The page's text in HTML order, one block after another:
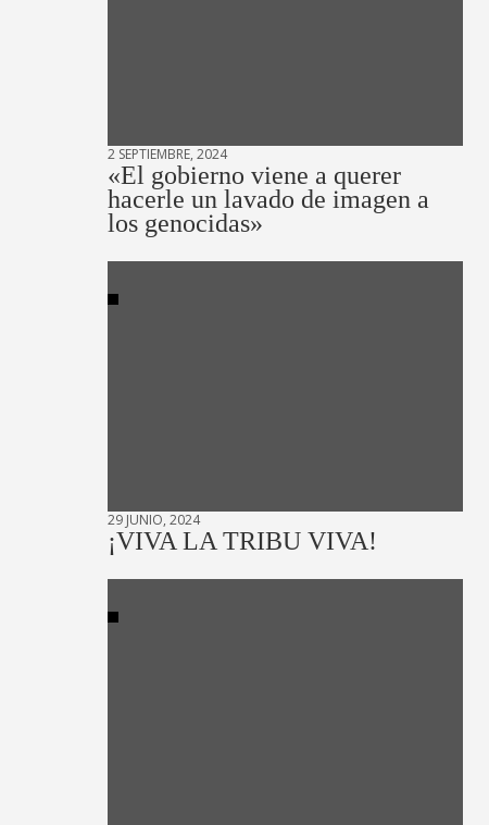
2 SEPTIEMBRE, 2024
«El gobierno viene a querer
hacerle un lavado de imagen a
los genocidas»
29 JUNIO, 2024
¡VIVA LA TRIBU VIVA!